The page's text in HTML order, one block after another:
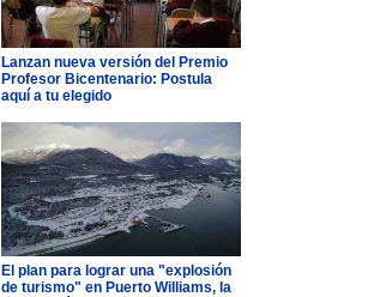
Lanzan nueva versión del Premio
Profesor Bicentenario: Postula
aquí a tu elegido
El plan para lograr una "explosión
de turismo" en Puerto Williams, la